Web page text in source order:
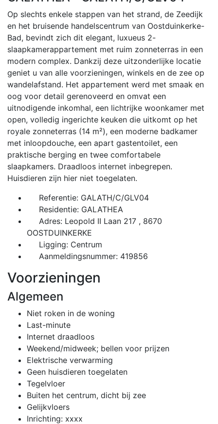
Op slechts enkele stappen van het strand, de Zeedijk
en het bruisende handelscentrum van Oostduinkerke-
Bad, bevindt zich dit elegant, luxueus 2-
slaapkamerappartement met ruim zonneterras in een
modern complex. Dankzij deze uitzonderlijke locatie
geniet u van alle voorzieningen, winkels en de zee op
wandelafstand. Het appartement werd met smaak en
oog voor detail gerenoveerd en omvat een
uitnodigende inkomhal, een lichtrijke woonkamer met
open, volledig ingerichte keuken die uitkomt op het
royale zonneterras (14 m²), een moderne badkamer
met inloopdouche, een apart gastentoilet, een
praktische berging en twee comfortabele
slaapkamers. Draadloos internet inbegrepen.
Huisdieren zijn hier niet toegelaten.
Referentie: GALATH/C/GLV04
Residentie: GALATHEA
Adres: Leopold II Laan 217 , 8670
OOSTDUINKERKE
Ligging: Centrum
Aanmeldingsnummer: 419856
Voorzieningen
Algemeen
Niet roken in de woning
Last-minute
Internet draadloos
Weekend/midweek; bellen voor prijzen
Elektrische verwarming
Geen huisdieren toegelaten
Tegelvloer
Buiten het centrum, dicht bij zee
Gelijkvloers
Inrichting: xxxx